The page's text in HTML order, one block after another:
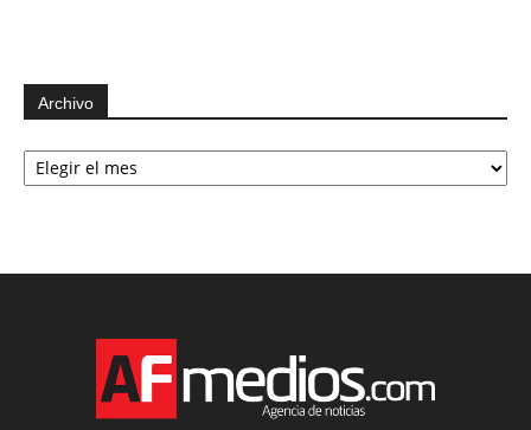
Archivo
Archivo